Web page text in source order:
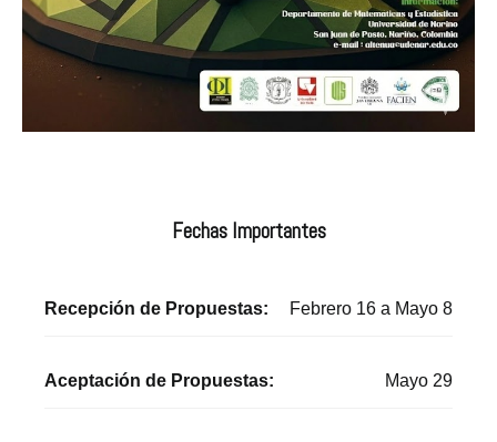
Fechas Importantes
Recepción de Propuestas: Febrero 16 a Mayo 8
Aceptación de Propuestas: Mayo 29